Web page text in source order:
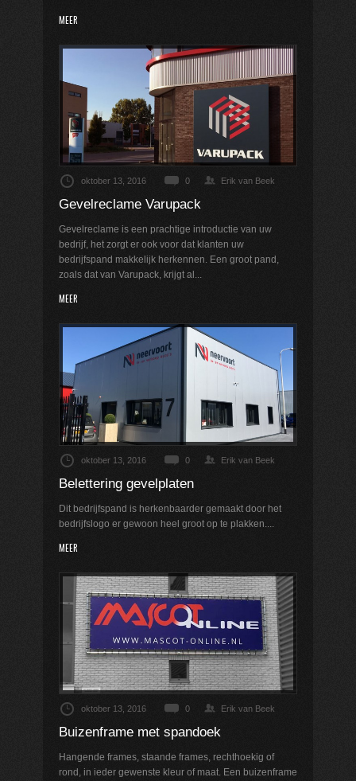
MEER
oktober 13, 2016 0 Erik van Beek
Gevelreclame Varupack
Gevelreclame is een prachtige introductie van uw
bedrijf, het zorgt er ook voor dat klanten uw
bedrijfspand makkelijk herkennen. Een groot pand,
zoals dat van Varupack, krijgt al...
MEER
oktober 13, 2016 0 Erik van Beek
Belettering gevelplaten
Dit bedrijfspand is herkenbaarder gemaakt door het
bedrijfslogo er gewoon heel groot op te plakken....
MEER
oktober 13, 2016 0 Erik van Beek
Buizenframe met spandoek
Hangende frames, staande frames, rechthoekig of
rond, in ieder gewenste kleur of maat. Een buizenframe